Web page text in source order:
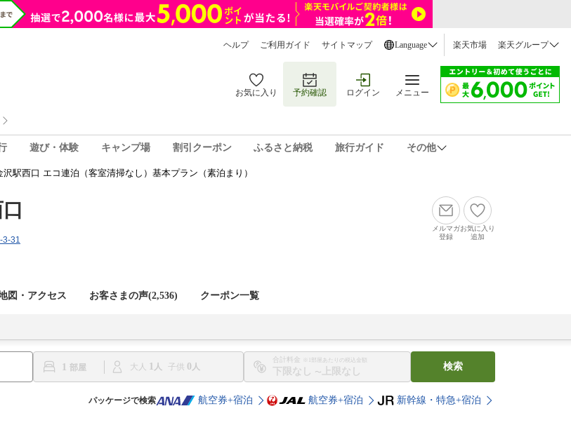
ヘルプ ご利用ガイド サイトマップ Language 楽天市場 楽天グループ
お気に入り 予約確認 ログイン メニュー
遊び・体験 キャンプ場 割引クーポン ふるさと納税 旅行ガイド その他
駅西口 エコ連泊（客室清掃なし）基本プラン（素泊まり）
3-31
メルマガ
登録
お気に入り
追加
図・アクセス お客さまの声(2,536) クーポン一覧
1 大人 1 子供 0
合計料金 ※1部屋あたりの税込金額
〜
検索
パッケージで検索 航空券+宿泊 航空券+宿泊 新幹線・特急+宿泊